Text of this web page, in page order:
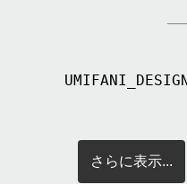
さらに表示...